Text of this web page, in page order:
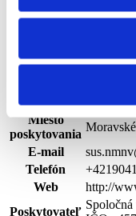
sociálne
Kapacita
34
Miesto
poskytovania
E-mail
Telefón
Web
http://
Poskytovateľ
Spoločná